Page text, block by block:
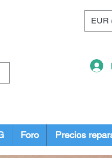
EUR
Foro Precios